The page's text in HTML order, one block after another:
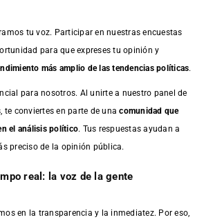
tu voz. Participar en nuestras encuestas
para que expreses tu opinión y
más amplio de las tendencias políticas.
para nosotros. Al unirte a nuestro panel de
te conviertes en parte de unacomunidad que
el análisis político. Tus respuestas ayudan a
preciso de la opinión pública.
real: la voz de la gente
en la transparencia y la inmediatez. Por eso,